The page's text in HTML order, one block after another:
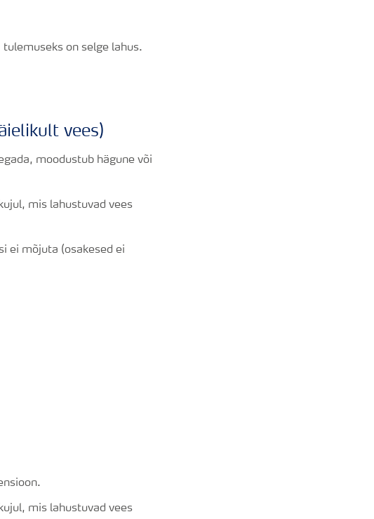
on selge lahus.
vees)
moodustub hägune või
mis lahustuvad vees
ei mõjuta (osakesed ei
mis lahustuvad vees